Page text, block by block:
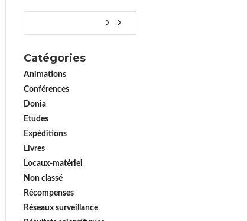
Catégories
Animations
Conférences
Donia
Etudes
Expéditions
Livres
Locaux-matériel
Non classé
Récompenses
Réseaux surveillance